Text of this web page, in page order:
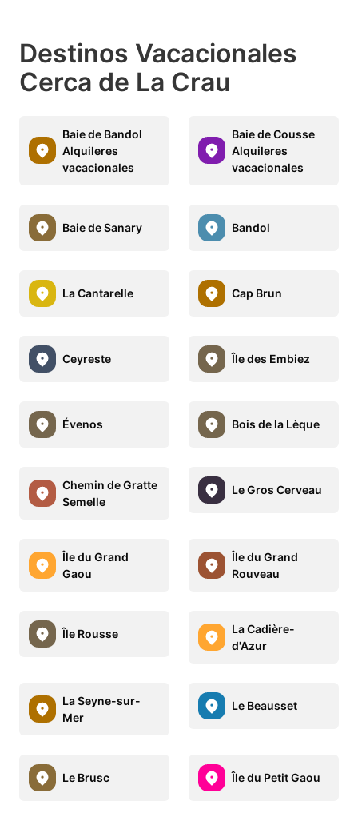
Destinos Vacacionales
Cerca de La Crau
Baie de Bandol
Alquileres
vacacionales
Baie de Cousse
Alquileres
vacacionales
Baie de Sanary Bandol
La Cantarelle Cap Brun
Ceyreste Île des Embiez
Évenos Bois de la Lèque
Chemin de Gratte
Semelle
Le Gros Cerveau
Île du Grand
Gaou
Île du Grand
Rouveau
Île Rousse
La Cadière-
d'Azur
La Seyne-sur-
Mer
Le Beausset
Le Brusc Île du Petit Gaou